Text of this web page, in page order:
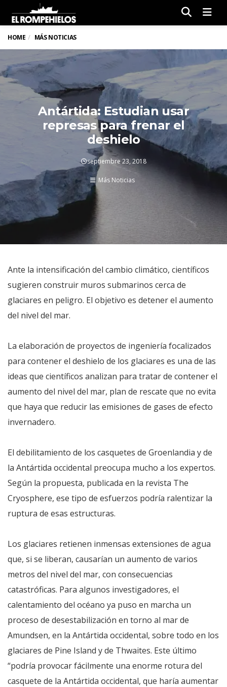
HOME MÁS NOTICIAS
Antártida: Estudian usar
represas para frenar el
deshielo
septiembre 23, 2018
Más Noticias
Ante la intensificación del cambio climático, científicos
sugieren construir muros submarinos cerca de
glaciares en peligro. El objetivo es detener el aumento
del nivel del mar.
La elaboración de proyectos de ingeniería focalizados
para contener el deshielo de los glaciares es una de las
ideas que científicos analizan para tratar de contener el
aumento del nivel del mar, plan de rescate que no evita
que haya que reducir las emisiones de gases de efecto
invernadero.
El debilitamiento de los casquetes de Groenlandia y de
la Antártida occidental preocupa mucho a los expertos.
Según la propuesta, publicada en la revista The
Cryosphere, ese tipo de esfuerzos podría ralentizar la
ruptura de esas estructuras.
Los glaciares retienen inmensas extensiones de agua
que, si se liberan, causarían un aumento de varios
metros del nivel del mar, con consecuencias
catastróficas. Para algunos investigadores, el
calentamiento del océano ya puso en marcha un
proceso de desestabilización en torno al mar de
Amundsen, en la Antártida occidental, sobre todo en los
glaciares de Pine Island y de Thwaites. Este último
“podría provocar fácilmente una enorme rotura del
casquete de la Antártida occidental, que haría aumentar